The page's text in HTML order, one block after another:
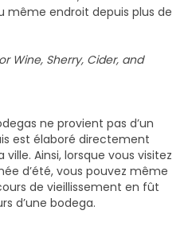
même endroit depuis plus de
ne provient pas d’un
est élaboré directement
Ainsi, lorsque vous visitez
d’été, vous pouvez même
de vieillissement en fût
d’une bodega.